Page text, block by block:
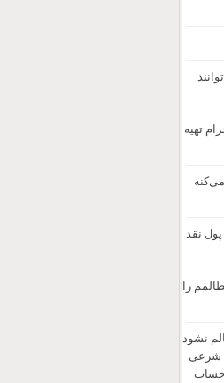
تهیه
داد؟ 2.صرفاً گفتنش کافیه تا بعد از حساب پرداخت کنیم؟ 3. اگر پول نقد
وصیت کرده که رد مظالمم را
نشود
عباد دیگر یا کفاره عدول دهد؟ 3. در وجوه شرعی
حساب